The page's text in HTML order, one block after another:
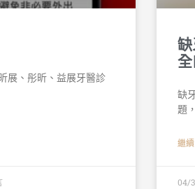
展、彤昕、益展牙醫診
缺
題
繼
04/